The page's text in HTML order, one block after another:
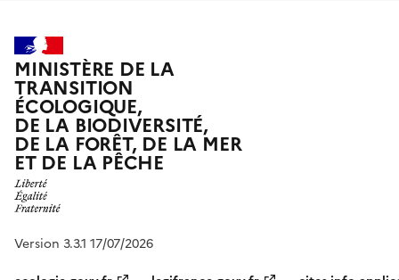
MINISTÈRE DE LA
TRANSITION
ÉCOLOGIQUE,
DE LA BIODIVERSITÉ,
DE LA FORÊT, DE LA MER
ET DE LA PÊCHE
Version 3.3.1 17/07/2026